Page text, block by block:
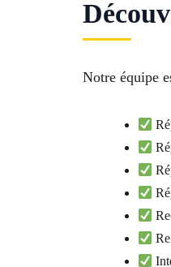
Notre équipe